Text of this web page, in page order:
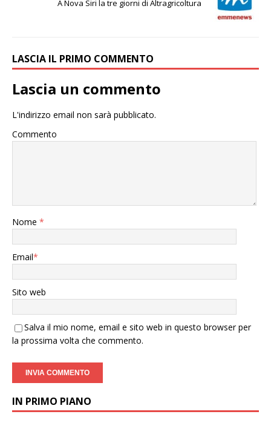
A Nova Siri la tre giorni di Altragricoltura
LASCIA IL PRIMO COMMENTO
Lascia un commento
L'indirizzo email non sarà pubblicato.
Commento
Nome *
Email*
Sito web
Salva il mio nome, email e sito web in questo browser per
la prossima volta che commento.
IN PRIMO PIANO